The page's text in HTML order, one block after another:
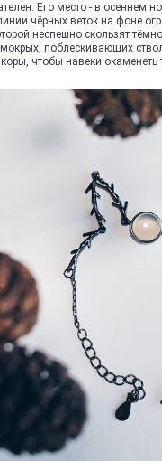
Его место - в осеннем
чёрных веток на фоне
неспешно скользят
поблескивающих
коры, чтобы навеки